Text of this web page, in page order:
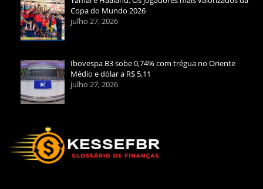
Copa do Mundo 2026
julho 27, 2026
Ibovespa B3 sobe 0,74% com trégua no Oriente
Médio e dólar a R$ 5,11
julho 27, 2026